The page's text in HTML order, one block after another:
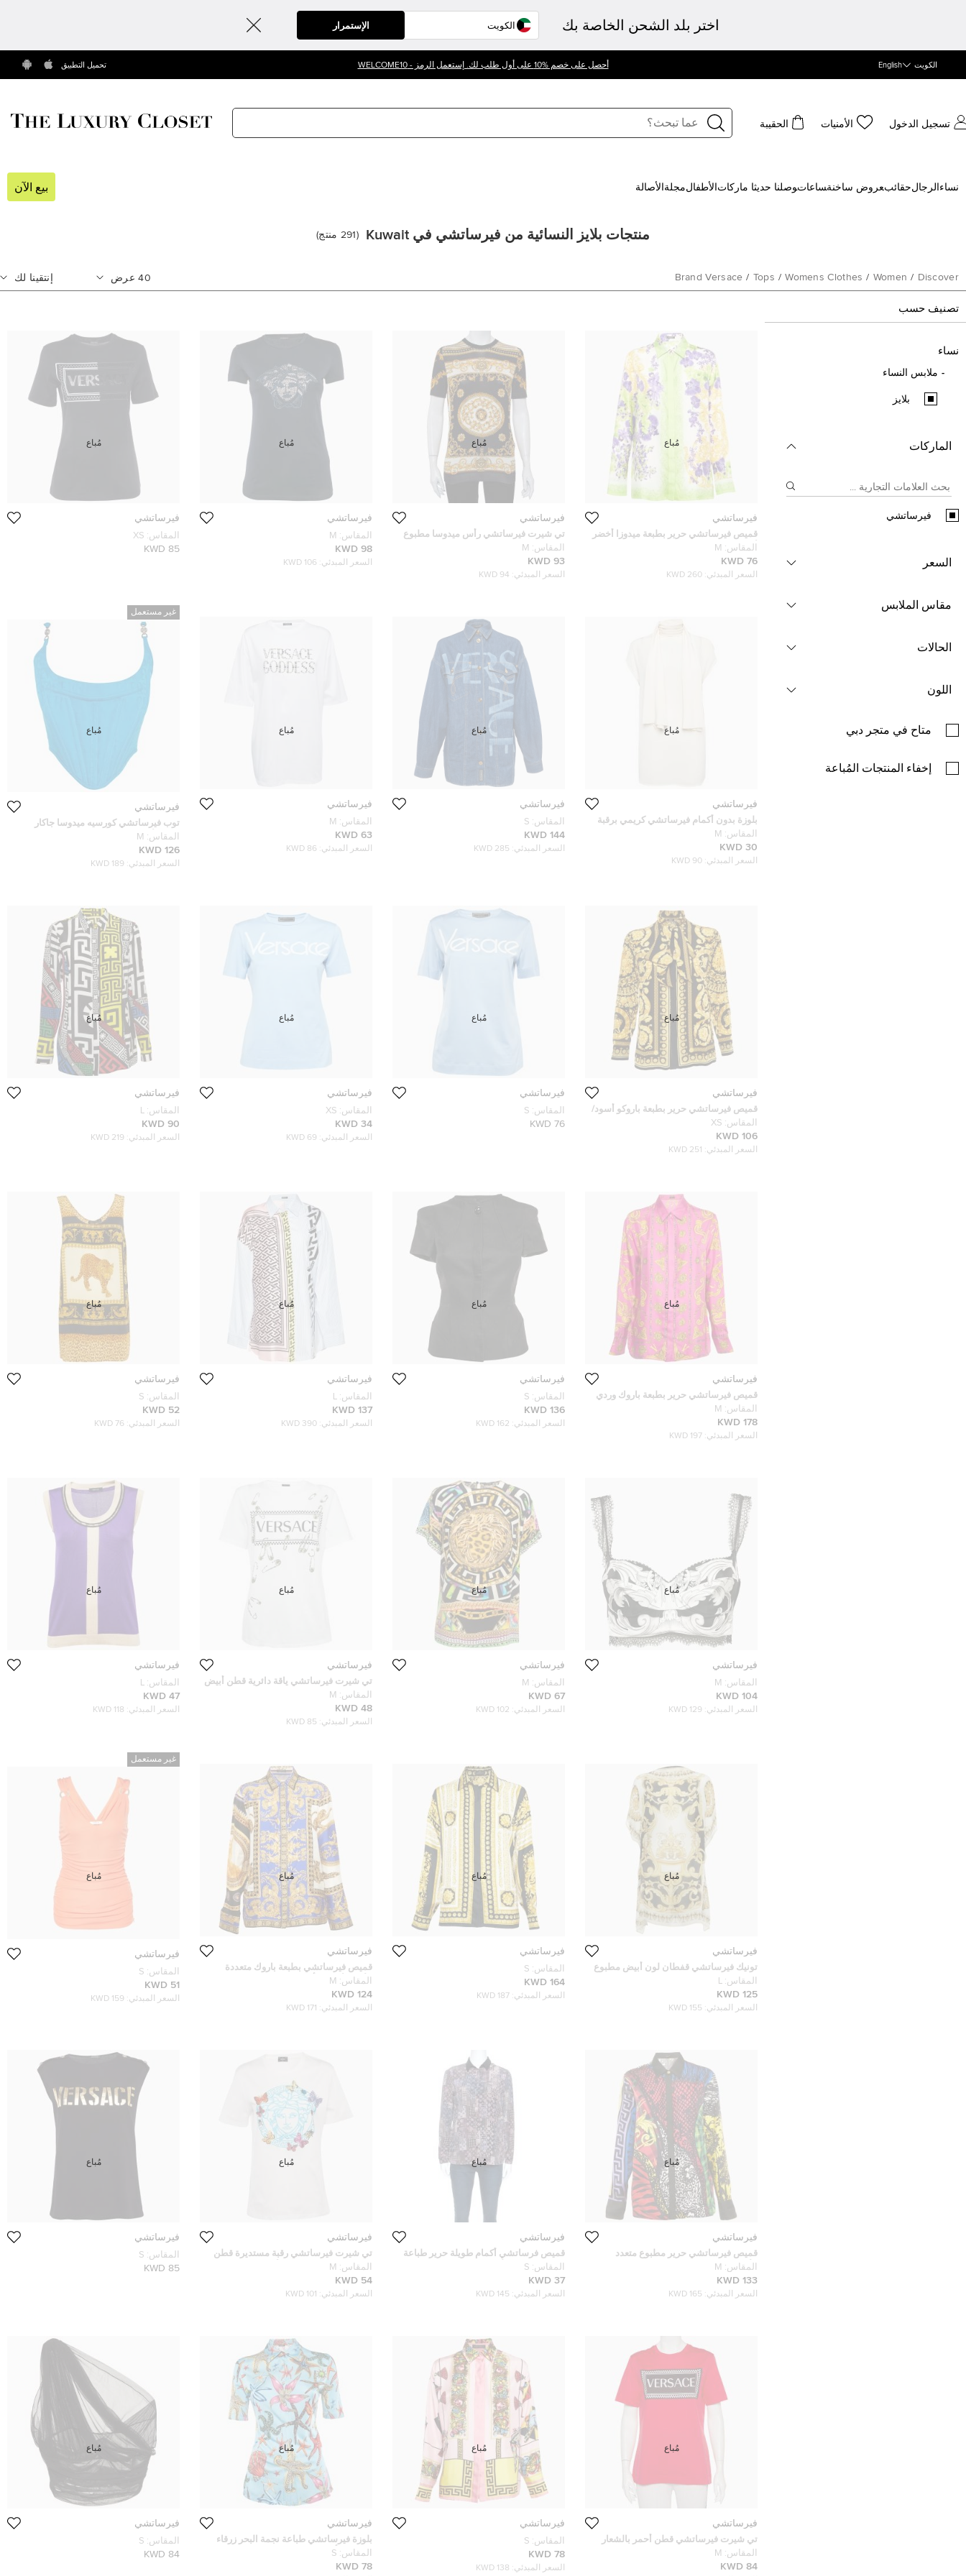
اختر بلد الشحن الخاصة بك الإستمرار
الكويت English أحصل على خصم %10 على أول طلب لك. إستعمل الرمز - WELCOME10 تحميل التطبيق
تسجيل الدخول الأمنيات الحقيبة
نساء الرجالحقائب‍عروض ساخنة‍ساعات‍وصلنا حديثا ‍ ماركات الأطفالمجلة الأصالة بيع الآن
منتجات بلايز النسائية من فيرساتشي في Kuwait (
291 منتج)
Discover
/
Women
/
Womens Clothes
/
Tops
/
Brand Versace
40 عرض إنتقينا لك
تصنيف حسب
نساء
ملابس النساء
بلايز
الماركات
فيرساتشي
السعر
مقاس الملابس
الحالات
اللون
متاح في متجر دبي
إخفاء المنتجات المُباعة
فيرساتشي
قميص فيرساتشي حرير بطبعة ميدوزا أخضر
أوركيد مقاس متوسط
المقاس: M
76 KWD
السعر المبدئي: 260 KWD
مُباع
فيرساتشي
تي شيرت فيرساتشي رأس ميدوسا مطبوع
ذهبي مقاس متوسط - ميديوم
المقاس: M
93 KWD
السعر المبدئي: 94 KWD
مُباع
فيرساتشي
المقاس: M
98 KWD
السعر المبدئي: 106 KWD
مُباع
فيرساتشي
المقاس: XS
85 KWD
مُباع
فيرساتشي
بلوزة بدون أكمام فيرساتشي كريمي برقبة
ربط حريرية مقاس متوسط
المقاس: M
30 KWD
السعر المبدئي: 90 KWD
مُباع
فيرساتشي
المقاس: S
144 KWD
السعر المبدئي: 285 KWD
مُباع
فيرساتشي
المقاس: M
63 KWD
السعر المبدئي: 86 KWD
مُباع
غير مستعمل
فيرساتشي
توب فيرساتشي كورسيه ميدوسا جاكار
بشعار أزرق مقاس متوسط (ميديوم)
المقاس: M
126 KWD
السعر المبدئي: 189 KWD
مُباع
فيرساتشي
قميص فيرساتشي حرير بطبعة باروكو أسود/
ذهبي مع ربطة عنق صغيرة مقاس صغير
المقاس: XS
106 KWD
السعر المبدئي: 251 KWD
مُباع
فيرساتشي
المقاس: S
76 KWD
مُباع
فيرساتشي
المقاس: XS
34 KWD
السعر المبدئي: 69 KWD
مُباع
فيرساتشي
المقاس: L
90 KWD
السعر المبدئي: 219 KWD
مُباع
فيرساتشي
قميص فيرساتشي حرير بطبعة باروك وردي
مقاس متوسط
المقاس: M
178 KWD
السعر المبدئي: 197 KWD
مُباع
فيرساتشي
المقاس: S
136 KWD
السعر المبدئي: 162 KWD
مُباع
فيرساتشي
المقاس: L
137 KWD
السعر المبدئي: 390 KWD
مُباع
فيرساتشي
المقاس: S
52 KWD
السعر المبدئي: 76 KWD
مُباع
فيرساتشي
المقاس: M
104 KWD
السعر المبدئي: 129 KWD
مُباع
فيرساتشي
المقاس: M
67 KWD
السعر المبدئي: 102 KWD
مُباع
فيرساتشي
تي شيرت فيرساتشي ياقة دائرية قطن أبيض
بطبعة الشعار والدبوس مقاس وسط (ميديم)
المقاس: M
48 KWD
السعر المبدئي: 85 KWD
مُباع
فيرساتشي
المقاس: L
47 KWD
السعر المبدئي: 118 KWD
مُباع
فيرساتشي
تونيك فيرساتشي قفطان لون أبيض مطبوع
حرير وقطن مقاس كبير
المقاس: L
125 KWD
السعر المبدئي: 155 KWD
مُباع
فيرساتشي
المقاس: S
164 KWD
السعر المبدئي: 187 KWD
مُباع
فيرساتشي
قميص فيرساتشي بطبعة باروك متعددة
الألوان أمامي بأزرار حرير مقاس متوسط
المقاس: M
124 KWD
السعر المبدئي: 171 KWD
مُباع
غير مستعمل
فيرساتشي
المقاس: S
51 KWD
السعر المبدئي: 159 KWD
مُباع
فيرساتشي
قميص فيرساتشي حرير مطبوع متعدد
الألوان مقاس متوسط - ميديام
المقاس: M
133 KWD
السعر المبدئي: 165 KWD
مُباع
فيرساتشي
قميص فرساتشي أكمام طويلة حرير طباعة
تجريدية متعدد الألوان S
المقاس: S
37 KWD
السعر المبدئي: 145 KWD
مُباع
فيرساتشي
تي شيرت فيرساتشي رقبة مستديرة قطن
مزخرف بفراشة ميدوسا أبيض متوسط
المقاس: M
54 KWD
السعر المبدئي: 101 KWD
مُباع
فيرساتشي
المقاس: S
85 KWD
مُباع
فيرساتشي
تي شيرت فيرساتشي قطن أحمر بالشعار
المطبوع رقبة مستديرة مقاس متوسط -
ميديوم
المقاس: M
84 KWD
مُباع
فيرساتشي
المقاس: S
78 KWD
السعر المبدئي: 138 KWD
مُباع
فيرساتشي
بلوزة فيرساتشي طباعة نجمة البحر زرقاء
جيرسي بأزرار تريسور دو لا مير مقاس صغير
(سمول)
المقاس: S
78 KWD
مُباع
فيرساتشي
المقاس: S
84 KWD
مُباع